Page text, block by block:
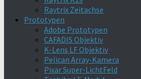
Raytrix Zeitachse
Prototypen
Adobe Prototypen
CAFADIS Objektiv
K-Lens LF Objektiv
Pelican Array-Kamera
Pixar Super-LichtFeld